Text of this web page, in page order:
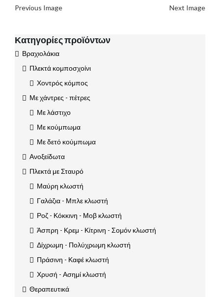
Previous Image Next Image
Κατηγορίες προϊόντων
Βραχιολάκια
Πλεκτά κομποσχοίνι
Χοντρός κόμπος
Με χάντρες - πέτρες
Με λάστιχο
Με κούμπωμα
Με δετό κούμπωμα
Ανοξείδωτα
Πλεκτά με Σταυρό
Μαύρη κλωστή
Γαλάζια - Μπλε κλωστή
Ροζ - Κόκκινη - Μοβ κλωστή
Άσπρη - Κρεμ - Κίτρινη - Σομόν κλωστή
Δίχρωμη - Πολύχρωμη κλωστή
Πράσινη - Καφέ κλωστή
Χρυσή - Ασημί κλωστή
Θεραπευτικά